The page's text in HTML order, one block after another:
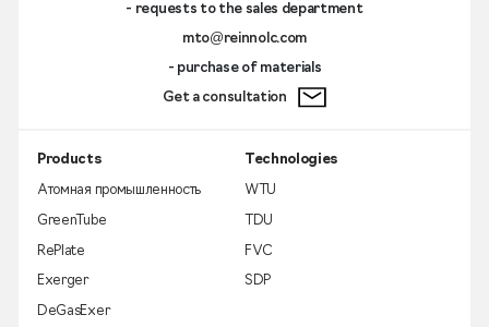
- requests to the sales department
mto@reinnolc.com
- purchase of materials
Get a consultation
Products
Атомная промышленность
GreenTube
RePlate
Exerger
DeGasExer
Technologies
WTU
TDU
FVC
SDP